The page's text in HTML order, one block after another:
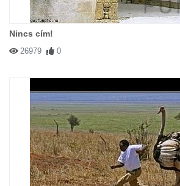
Nincs cím!
26979 0